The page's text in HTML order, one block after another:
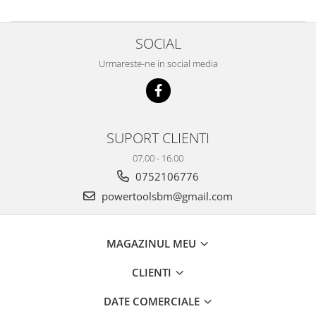
SOCIAL
Urmareste-ne in social media
SUPORT CLIENTI
07.00 - 16.00
0752106776
powertoolsbm@gmail.com
MAGAZINUL MEU
CLIENTI
DATE COMERCIALE